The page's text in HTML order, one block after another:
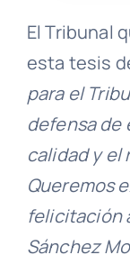
El Tribunal
esta tesis
para el
defensa de
calidad y el
Queremos
felicitación
Sánchez